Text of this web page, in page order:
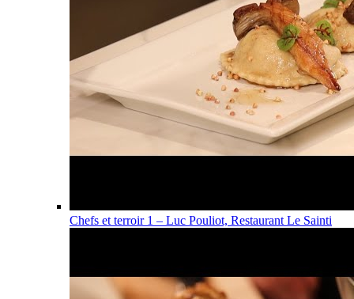
Chefs et terroir 1 – Luc Pouliot, Restaurant Le Sainti